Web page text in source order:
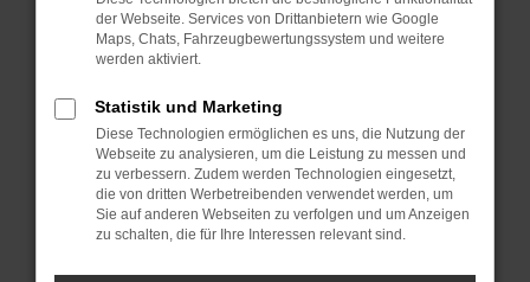
Starte dein Gerät neu.
Das kann manchmal helfen, vorübergehende
Probleme zu beheben.
Stelle sicher, dass dein Browser und dein
Betriebssystem auf dem neuesten Stand
sind.
Veraltete Software birgt nicht nur ein
Sicherheitsrisiko, sondern kann auch dazu
führen, dass bestimmte Funktionen nicht mehr
der Webseite. Services von Drittanbietern wie Google
Maps, Chats, Fahrzeugbewertungssystem und weitere
werden aktiviert.
Statistik und Marketing
Diese Technologien ermöglichen es uns, die Nutzung der
Webseite zu analysieren, um die Leistung zu messen und
zu verbessern. Zudem werden Technologien eingesetzt,
die von dritten Werbetreibenden verwendet werden, um
Sie auf anderen Webseiten zu verfolgen und um Anzeigen
zu schalten, die für Ihre Interessen relevant sind.